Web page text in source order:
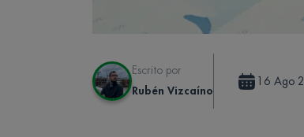
Escrito por
Rubén Vizcaíno
16 Ago